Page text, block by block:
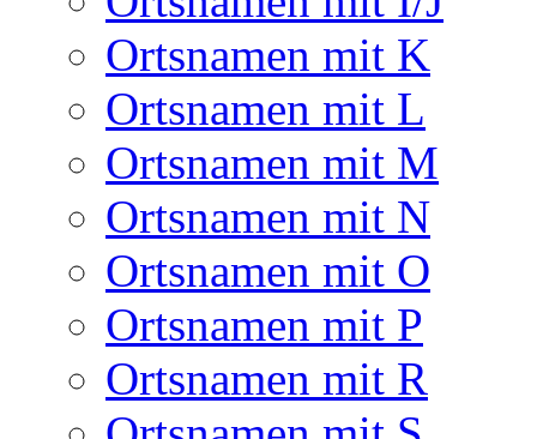
Ortsnamen mit K
Ortsnamen mit L
Ortsnamen mit M
Ortsnamen mit N
Ortsnamen mit O
Ortsnamen mit P
Ortsnamen mit R